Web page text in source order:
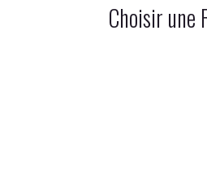
Choisir une